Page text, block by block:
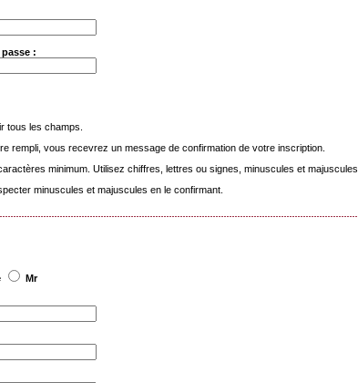
:
tous les champs.
rempli, vous recevrez un message de confirmation de votre inscription.
minimum. Utilisez chiffres, lettres ou signes, minuscules et majuscules.
minuscules et majuscules en le confirmant.
Mr